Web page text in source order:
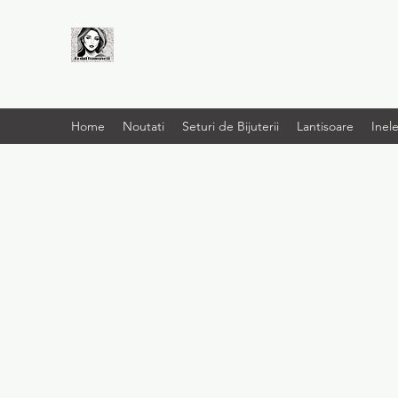
Home Noutati Seturi de Bijuterii Lantisoare Inele